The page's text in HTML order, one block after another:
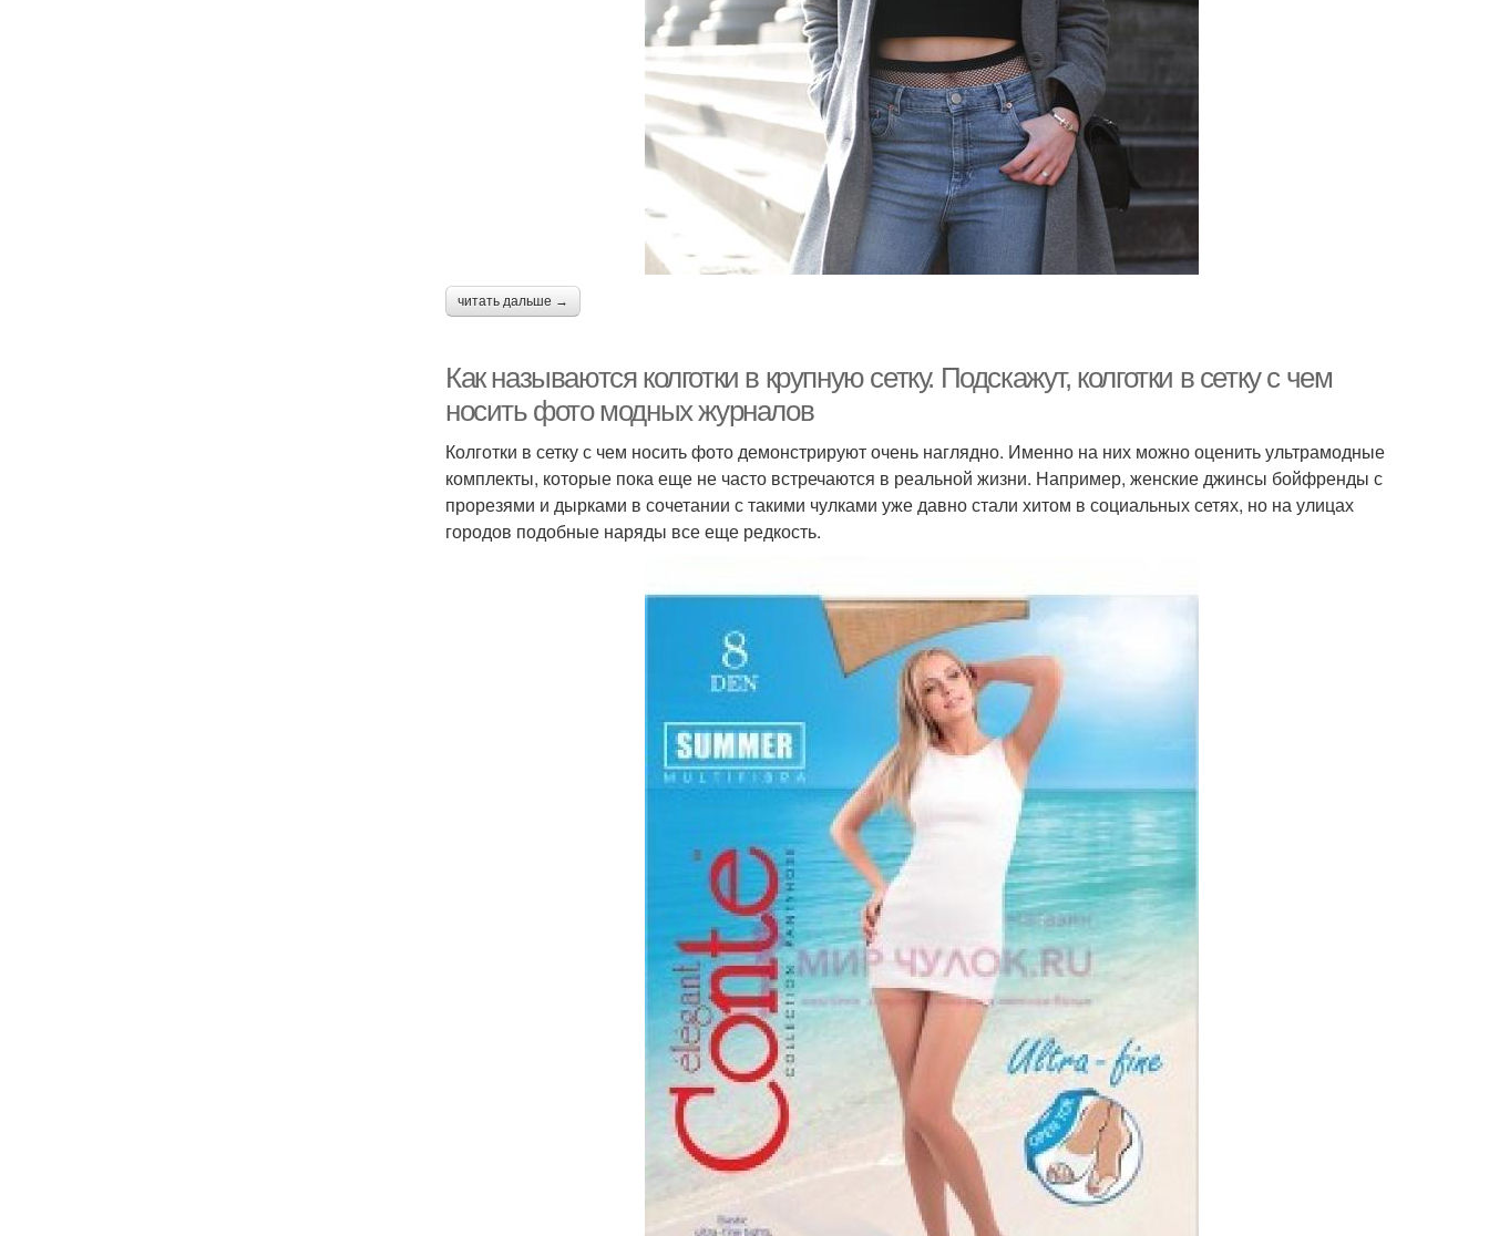
читать дальше →
Как называются колготки в крупную сетку. Подскажут, колготки в сетку с чем
носить фото модных журналов
Колготки в сетку с чем носить фото демонстрируют очень наглядно. Именно на них можно оценить ультрамодные
комплекты, которые пока еще не часто встречаются в реальной жизни. Например, женские джинсы бойфренды с
прорезями и дырками в сочетании с такими чулками уже давно стали хитом в социальных сетях, но на улицах
городов подобные наряды все еще редкость.